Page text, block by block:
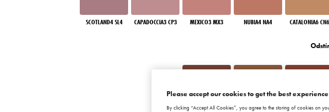
SCOTLAND4 SL4 CAPADOCCIA3 CP3 MEXICO3 MX3 NUBIA4 NA4 CATALONIA6 CN6
Please accept our cookies to get the best
By clicking “Accept All Cookies”, you agree to the storing of cookies on